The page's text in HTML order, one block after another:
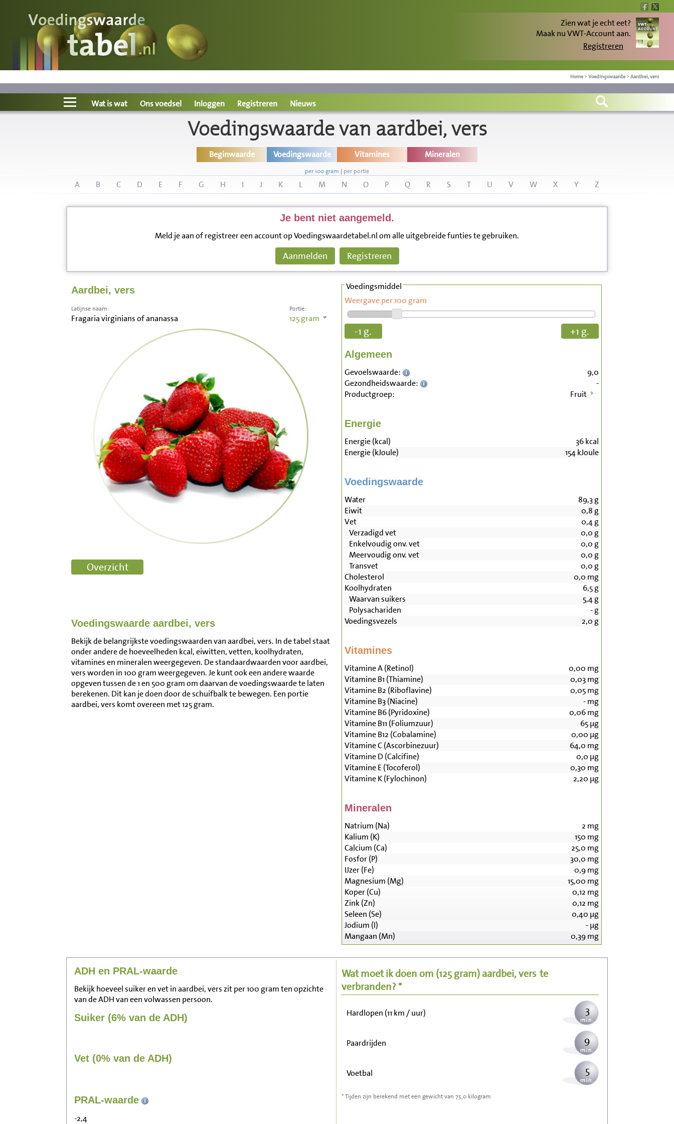
Zien wat je echt eet?
Maak nu VWT-Account aan.
Registreren
Home > Voedingswaarde > Aardbei, vers
Voedingswaarde
Wat is wat?
Ons voedsel
Wat is wat Ons voedsel Inloggen Registreren Nieuws
Voedingswaarde van aardbei, vers
Beginwaarde Voedingswaarde Vitamines Mineralen
per 100 gram | per portie
A B C D E F G H I J K L M N O P Q R S T U V W X Y Z
Je bent niet aangemeld.
Meld je aan of registreer een account op Voedingswaardetabel.nl om alle uitgebreide funties te gebruiken.
Aanmelden Registreren
Aardbei, vers
Portie:
125gram
Latijnse naam:
Fragaria virginians of ananassa
Voedingswaarde aardbei, vers
Bekijk de belangrijkste voedingswaarden van aardbei, vers. In de tabel staat
onder andere de hoeveelheden kcal, eiwitten, vetten, koolhydraten,
vitamines en mineralen weergegeven. De standaardwaarden voor aardbei,
vers worden in 100 gram weergegeven. Je kunt ook een andere waarde
opgeven tussen de 1 en 500 gram om daarvan de voedingswaarde te laten
berekenen. Dit kan je doen door de schuifbalk te bewegen. Een portie
aardbei, vers komt overeen met 125 gram.
Voedingsmiddel
Weergave per 100 gram
-1 g. +1 g.
Algemeen
Gevoelswaarde:
9,0
Gezondheidswaarde:
-
Productgroep:
Fruit
Energie
Energie (kcal) 36kcal
Energie (kJoule)
154kJoule
Voedingswaarde
Water 89,3g
Eiwit
0,8 g
Vet
0,4g
Verzadigd vet
0,0 g
Enkelvoudig onv. vet
0,0 g
Meervoudig onv. vet
0,0 g
Transvet
0,0 g
Cholesterol
0,0 mg
Koolhydraten
6,5g
Waarvan suikers
5,4g
Polysachariden
-g
Voedingsvezels
2,0 g
Vitamines
Vitamine A (Retinol) 0,00 mg
Vitamine B1 (Thiamine)
0,03mg
Vitamine B2 (Riboflavine)
0,05mg
Vitamine B3 (Niacine)
-mg
Vitamine B6 (Pyridoxine)
0,06mg
Vitamine B11 (Foliumzuur)
65µg
Vitamine B12 (Cobalamine)
0,00 µg
Vitamine C (Ascorbinezuur)
64,0 mg
Vitamine D (Calcifine)
0,0 µg
Vitamine E (Tocoferol)
0,30 mg
Vitamine K (Fylochinon)
2,20 µg
Mineralen
Natrium (Na) 2 mg
Kalium (K)
150 mg
Calcium (Ca)
25,0 mg
Fosfor (P)
30,0 mg
IJzer (Fe)
0,9mg
Magnesium (Mg)
15,00 mg
Koper (Cu)
0,12 mg
Zink (Zn)
0,12 mg
Seleen (Se)
0,40 µg
Jodium (I)
-µg
Mangaan (Mn)
0,39mg
ADH en PRAL-waarde
Bekijk hoeveel suiker en vet in aardbei, vers zit per 100 gram ten opzichte
van de ADH van een volwassen persoon.
Suiker (6% van de ADH)
Vet (0% van de ADH)
PRAL-waarde
-2,4
Wat moet ik doen om (125 gram)aardbei, vers te
verbranden? *
Zitten, tv kijken 33
Wandelen (5 km/uur)
Hardlopen (11 km / uur) 3
Paardrijden 9
Voetbal 5
Stofzuigen
* Tijden zijn berekend met een gewicht van 75,0 kilogram.